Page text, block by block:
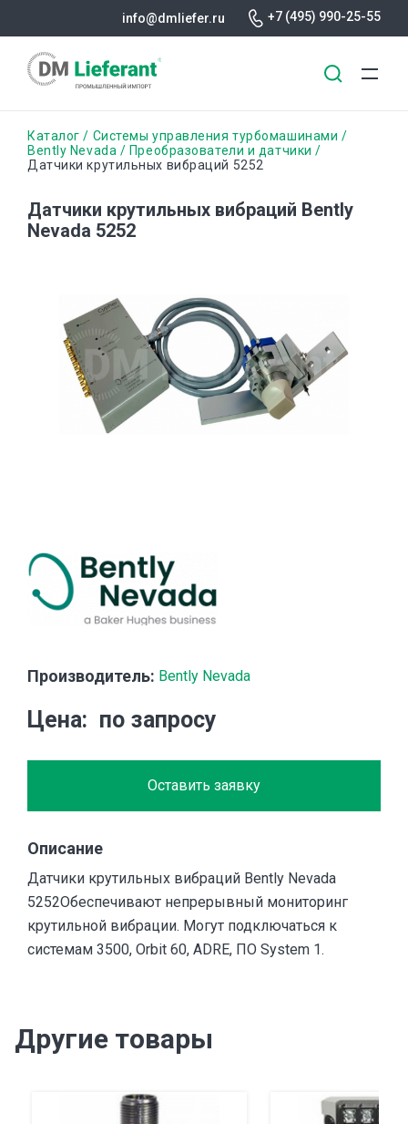
основному
info@dmliefer.ru +7 (495) 990-25-55
Строка
навигации
Каталог
Системы управления турбомашинами
Bently Nevada
Преобразователи и датчики
Датчики крутильных вибраций 5252
Датчики крутильных вибраций Bently
Nevada 5252
Производитель: Bently Nevada
Цена по запросу
Оставить заявку
Описание
Датчики крутильных вибраций Bently Nevada
5252Обеспечивают непрерывный мониторинг
крутильной вибрации. Могут подключаться к
системам 3500, Orbit 60, ADRE, ПО System 1.
Другие товары